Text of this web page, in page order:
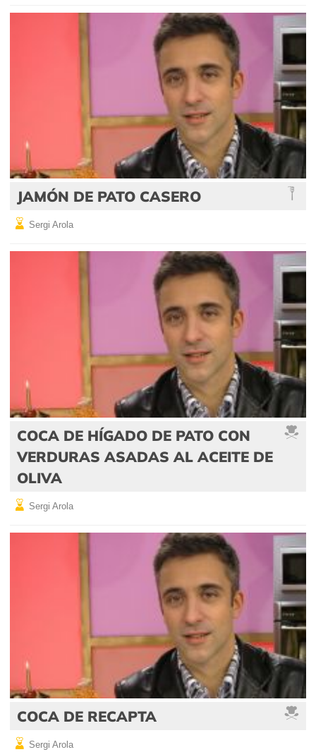
JAMÓN DE PATO CASERO
Sergi Arola
COCA DE HÍGADO DE PATO CON
VERDURAS ASADAS AL ACEITE DE
OLIVA
Sergi Arola
COCA DE RECAPTA
Sergi Arola